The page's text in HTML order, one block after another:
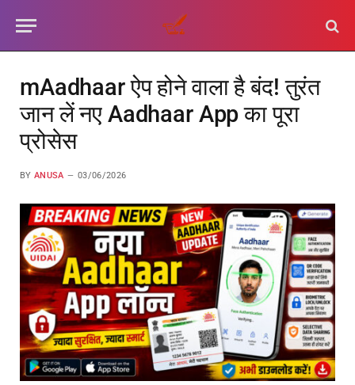
mAadhaar ऐप होने वाला है बंद! तुरंत
जान लें नए Aadhaar App का पूरा
प्रोसेस
BY ANUSA 03/06/2026